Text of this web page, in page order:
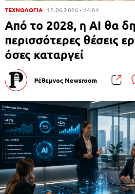
ΤΕΧΝΟΛΟΓΙΑ 12.06.2026 14:04
Από το 2028, η AI θα
περισσότερες θέσεις
όσες καταργεί
Ρέθεμνος Newsroom